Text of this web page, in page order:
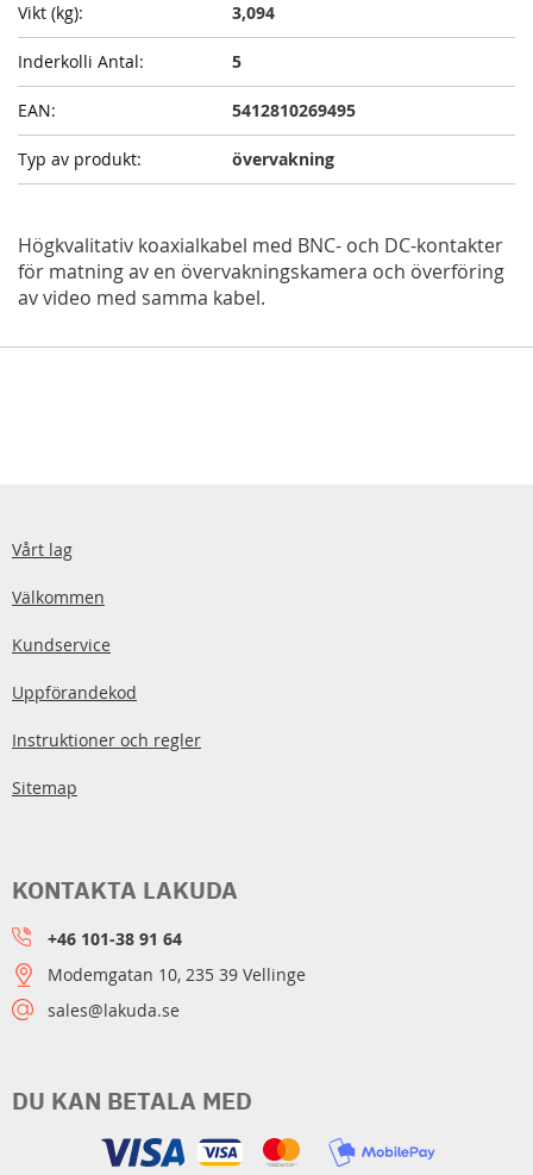
3,094
5
5412810269495
övervakning
Högkvalitativ koaxialkabel med BNC- och DC-kontakter
för matning av en övervakningskamera och överföring
av video med samma kabel.
Vårt lag
Välkommen
Kundservice
Uppförandekod
Instruktioner och regler
Sitemap
DU KAN BETALA MED
KONTAKTA LAKUDA
+46 101-38 91 64
Modemgatan 10, 235 39 Vellinge
sales@lakuda.se